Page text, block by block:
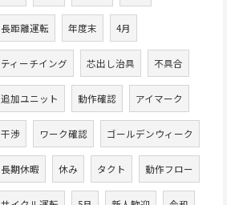
長距離運転 年度末 4月
ティーチイング 芯出し治具 不具合
追加ユニット 動作確認 アイマーク
干渉 ワーク確認 ゴールデンウィーク
長期休暇 休み タクト 動作フロー